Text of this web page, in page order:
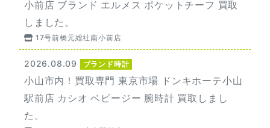
小前店 ブランド エルメス ポケットチーフ 買取
しました。
17号前橋元総社南小前店
2026.08.09 ブランド時計
小山市内！買取専門 東京市場 ドンキホーテ小山
駅前店 カシオ ベビージー 腕時計 買取しまし
た。